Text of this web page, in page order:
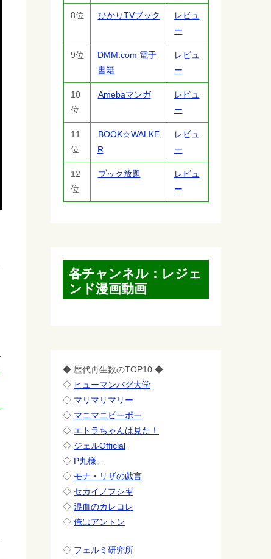
8位 ひかりTVブック
レビュ
ー
9位
DMM.com 電子
書籍
レビュ
ー
10
位
Amebaマンガ
レビュ
ー
11
位
BOOK☆WALKE
R
レビュ
ー
12
位
ブック放題
レビュ
ー
各チャンネル：レジェ
ンド漫画動画
◆ 歴代再生数のTOP10 ◆
◇ ヒューマンバグ大学
◇ マリマリマリー
◇ マニマニピーポー
◇ エトラちゃんは見た！
◇ ジェルOfficial
◇ P丸様。
◇ モナ・リザの戯言
◇ セカイノフシギ
◇ 混血のカレコレ
◇ 俺はアントン
◇ フェルミ研究所